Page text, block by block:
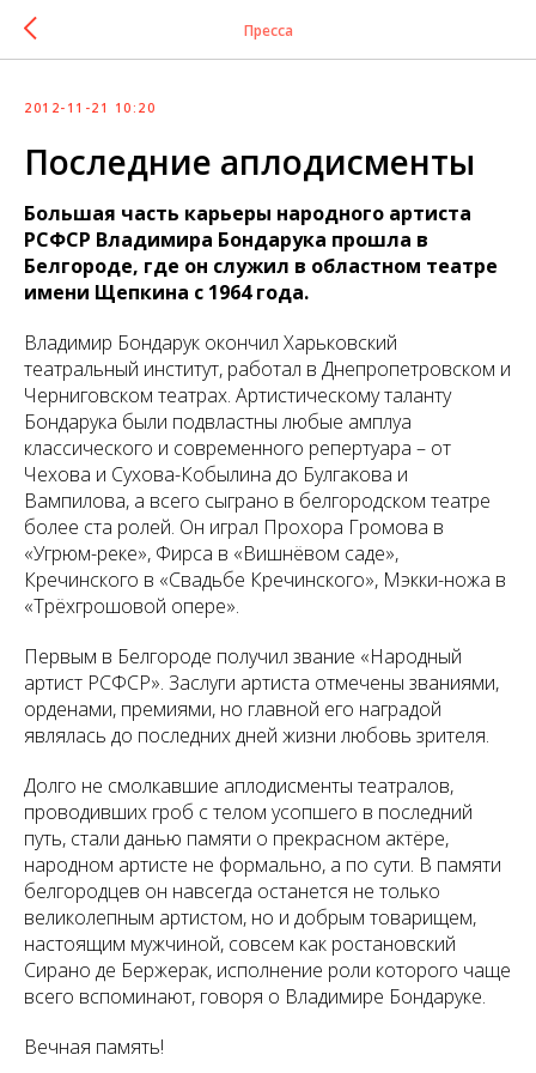
Пресса
2012-11-21 10:20
Последние аплодисменты
Большая часть карьеры народного артиста
РСФСР Владимира Бондарука прошла в
Белгороде, где он служил в областном театре
имени Щепкина с 1964 года.
Владимир Бондарук окончил Харьковский
театральный институт, работал в Днепропетровском и
Черниговском театрах. Артистическому таланту
Бондарука были подвластны любые амплуа
классического и современного репертуара – от
Чехова и Сухова-Кобылина до Булгакова и
Вампилова, а всего сыграно в белгородском театре
более ста ролей. Он играл Прохора Громова в
«Угрюм-реке», Фирса в «Вишнёвом саде»,
Кречинского в «Свадьбе Кречинского», Мэкки-ножа в
«Трёхгрошовой опере».
Первым в Белгороде получил звание «Народный
артист РСФСР». Заслуги артиста отмечены званиями,
орденами, премиями, но главной его наградой
являлась до последних дней жизни любовь зрителя.
Долго не смолкавшие аплодисменты театралов,
проводивших гроб с телом усопшего в последний
путь, стали данью памяти о прекрасном актёре,
народном артисте не формально, а по сути. В памяти
белгородцев он навсегда останется не только
великолепным артистом, но и добрым товарищем,
настоящим мужчиной, совсем как ростановский
Сирано де Бержерак, исполнение роли которого чаще
всего вспоминают, говоря о Владимире Бондаруке.
Вечная память!